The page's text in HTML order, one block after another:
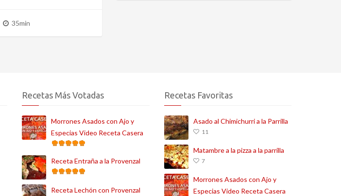
35min
Recetas Más Votadas
Morrones Asados con Ajo y
Especias Video Receta Casera
Receta Entraña a la Provenzal
Receta Lechón con Provenzal
Recetas Favoritas
Asado al Chimichurri a la Parrilla
11
Matambre a la pizza a la parrilla
7
Morrones Asados con Ajo y
Especias Video Receta Casera